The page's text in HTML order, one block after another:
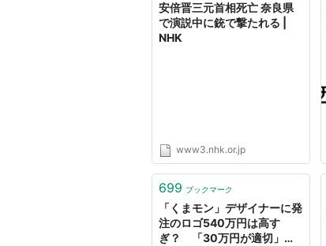
安倍晋三元首相死亡 奈良県
で演説中に銃で撃たれる |
NHK
www3.nhk.or.jp
699 ブックマーク
「くまモン」デザイナーに発
注のロゴ540万円は高す
ぎ？ 「30万円が適切」奈